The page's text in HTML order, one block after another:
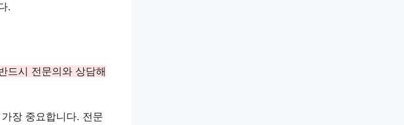
.
드시 전문의와 상담해
장 중요합니다. 전문